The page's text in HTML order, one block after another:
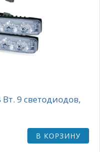
9 светодиодов,
В КОРЗИНУ